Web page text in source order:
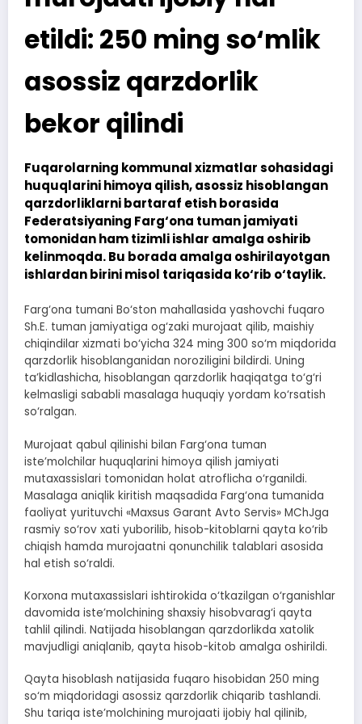
etildi: 250 ming so‘mlik
asossiz qarzdorlik
bekor qilindi
Fuqarolarning kommunal xizmatlar sohasidagi
huquqlarini himoya qilish, asossiz hisoblangan
qarzdorliklarni bartaraf etish borasida
Federatsiyaning Farg‘ona tuman jamiyati
tomonidan ham tizimli ishlar amalga oshirib
kelinmoqda. Bu borada amalga oshirilayotgan
ishlardan birini misol tariqasida ko‘rib o‘taylik.
Farg‘ona tumani Bo‘ston mahallasida yashovchi fuqaro
Sh.E. tuman jamiyatiga og‘zaki murojaat qilib, maishiy
chiqindilar xizmati bo‘yicha 324 ming 300 so‘m miqdorida
qarzdorlik hisoblanganidan noroziligini bildirdi. Uning
ta’kidlashicha, hisoblangan qarzdorlik haqiqatga to‘g‘ri
kelmasligi sababli masalaga huquqiy yordam ko‘rsatish
so‘ralgan.
Murojaat qabul qilinishi bilan Farg‘ona tuman
iste’molchilar huquqlarini himoya qilish jamiyati
mutaxassislari tomonidan holat atroflicha o‘rganildi.
Masalaga aniqlik kiritish maqsadida Farg‘ona tumanida
faoliyat yurituvchi «Maxsus Garant Avto Servis» MChJga
rasmiy so‘rov xati yuborilib, hisob-kitoblarni qayta ko‘rib
chiqish hamda murojaatni qonunchilik talablari asosida
hal etish so‘raldi.
Korxona mutaxassislari ishtirokida o‘tkazilgan o‘rganishlar
davomida iste’molchining shaxsiy hisobvarag‘i qayta
tahlil qilindi. Natijada hisoblangan qarzdorlikda xatolik
mavjudligi aniqlanib, qayta hisob-kitob amalga oshirildi.
Qayta hisoblash natijasida fuqaro hisobidan 250 ming
so‘m miqdoridagi asossiz qarzdorlik chiqarib tashlandi.
Shu tariqa iste’molchining murojaati ijobiy hal qilinib,